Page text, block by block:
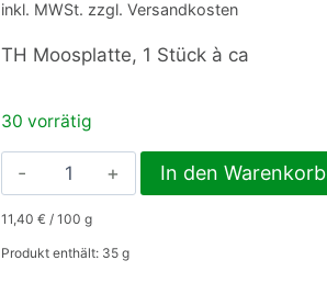
inkl. MWSt. zzgl. Versandkosten
TH Moosplatte, 1 Stück à ca
30 vorrätig
TH
Moosplatte
1
Stück,
In den Warenkorb
11,40 € / 100 g
Produkt enthält: 35 g